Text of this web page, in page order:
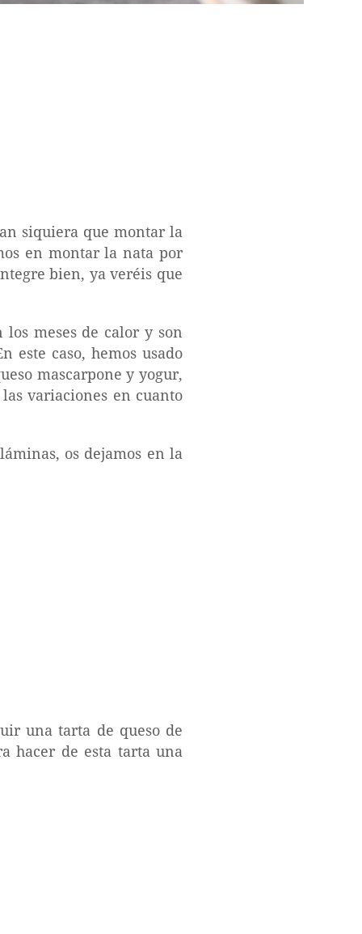
siquiera que montar la
en montar la nata por
bien, ya veréis que
meses de calor y son
este caso, hemos usado
mascarpone y yogur,
variaciones en cuanto
os dejamos en la
una tarta de queso de
hacer de esta tarta una